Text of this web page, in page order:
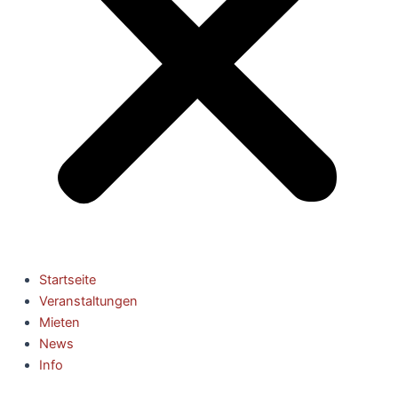
Startseite
Veranstaltungen
Mieten
News
Info